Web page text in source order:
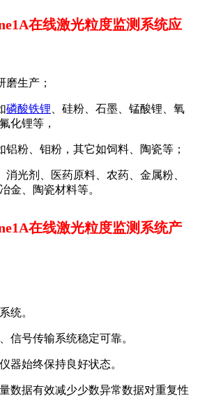
在线激光粒度监测系统应
磨生产；
磷酸铁锂 、硅粉、石墨、锰酸锂、氧
氟化锂等，
铝粉、钼粉，其它如饲料、陶瓷等；
消光剂、医药原料、农药、金属粉、
金、陶瓷材料等。
在线激光粒度监测系统产
统。
信号传输系统稳定可靠。
器始终保持良好状态。
数据有效减少少数异常数据对重复性